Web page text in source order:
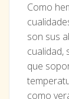
Como
son sus
cualidad,
que
como